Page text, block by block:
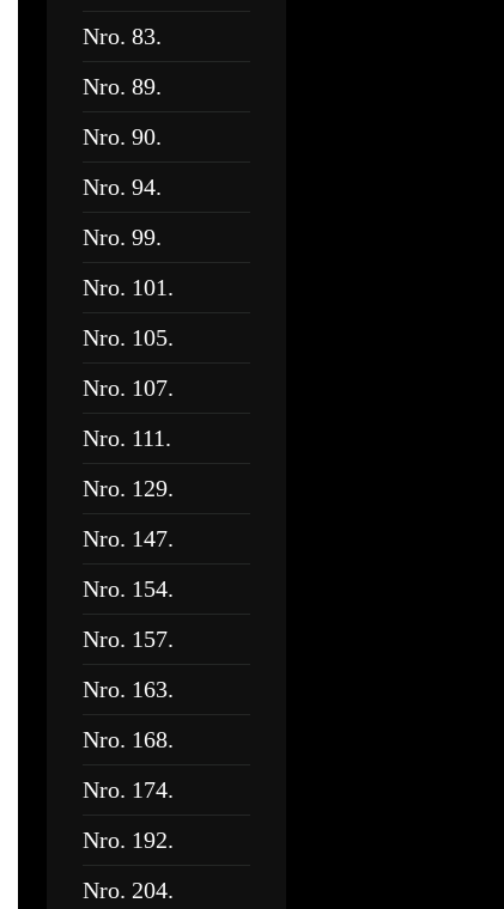
Nro. 83.
Nro. 89.
Nro. 90.
Nro. 94.
Nro. 99.
Nro. 101.
Nro. 105.
Nro. 107.
Nro. 111.
Nro. 129.
Nro. 147.
Nro. 154.
Nro. 157.
Nro. 163.
Nro. 168.
Nro. 174.
Nro. 192.
Nro. 204.